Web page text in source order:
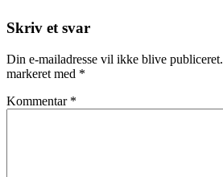
Skriv et svar
Din e-mailadresse vil ikke blive publiceret.
markeret med *
Kommentar *